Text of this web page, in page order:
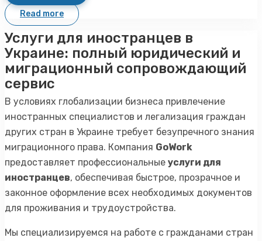
Read more
Услуги для иностранцев в
Украине: полный юридический и
миграционный сопровождающий
сервис
В условиях глобализации бизнеса привлечение
иностранных специалистов и легализация граждан
других стран в Украине требует безупречного знания
миграционного права. Компания GoWork
предоставляет профессиональные услуги для
иностранцев, обеспечивая быстрое, прозрачное и
законное оформление всех необходимых документов
для проживания и трудоустройства.
Мы специализируемся на работе с гражданами стран